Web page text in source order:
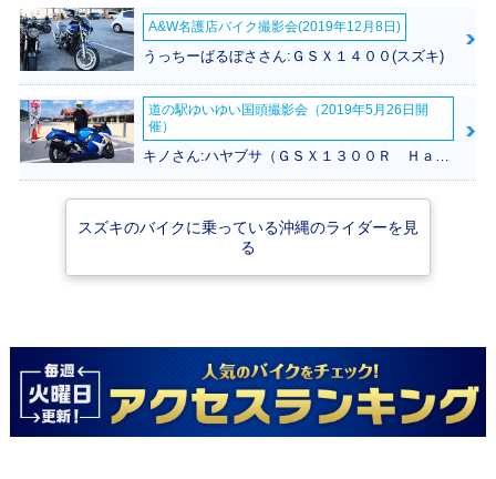
1996年 Let's・新
登場
A&W名護店バイク撮影会(2019年12月8日)
うっちーばるぼささん:ＧＳＸ１４００(スズキ)
道の駅ゆいゆい国頭撮影会（2019年5月26日開
催）
キノさん:ハヤブサ（ＧＳＸ１３００Ｒ Ｈａｙａｂｕｓａ）(スズキ)
スズキのバイクに乗っている沖縄のライダーを見
る